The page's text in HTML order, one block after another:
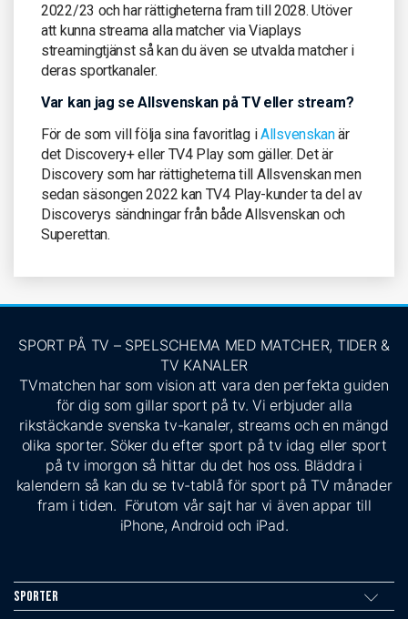
2022/23 och har rättigheterna fram till 2028. Utöver
att kunna streama alla matcher via Viaplays
streamingtjänst så kan du även se utvalda matcher i
deras sportkanaler.
Var kan jag se Allsvenskan på TV eller stream?
För de som vill följa sina favoritlag iAllsvenskanär
det Discovery+ eller TV4 Play som gäller. Det är
Discovery som har rättigheterna till Allsvenskan men
sedan säsongen 2022 kan TV4 Play-kunder ta del av
Discoverys sändningar från både Allsvenskan och
Superettan.
SPORT PÅ TV – SPELSCHEMA MED MATCHER, TIDER &
TV KANALER
TVmatchen har som vision att vara den perfekta guiden
för dig som gillar sport på tv. Vi erbjuder alla
rikstäckande svenska tv-kanaler, streams och en mängd
olika sporter. Söker du efter sport på tv idag eller sport
på tv imorgon så hittar du det hos oss. Bläddra i
kalendern så kan du se tv-tablå för sport på TV månader
fram i tiden. Förutom vår sajt har vi även appar till
iPhone, Android och iPad.
Sporter